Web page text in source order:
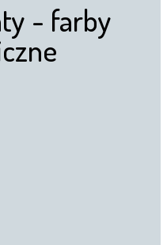
- farby